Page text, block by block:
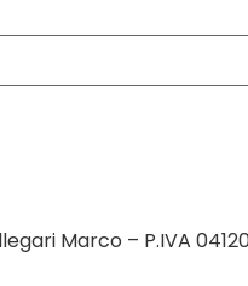
Marco – P.IVA